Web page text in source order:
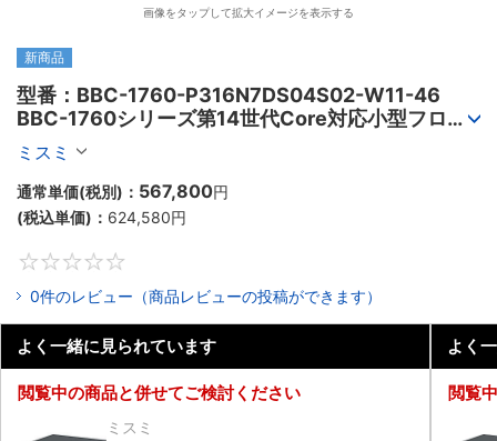
画像をタップして拡大イメージを表示する
新商品
型番：BBC-1760-P316N7DS04S02-W11-46
BBC-1760シリーズ第14世代Core対応小型フロア
マウント3PCIe
ミスミ
通常単価(税別)： 567,800円
(税込単価)： 624,580円
0件のレビュー（商品レビューの投稿ができます）
よく一緒に見られています
閲覧中の商品と併せてご検討ください
ミスミ
よく
閲覧